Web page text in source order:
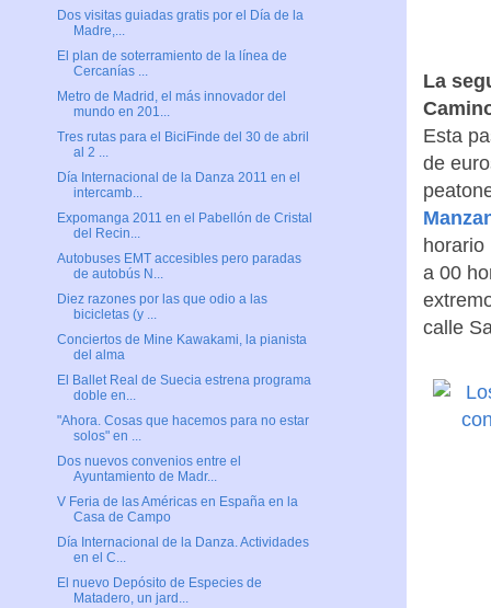
La
Esta
de
horario
a 00
calle
Dos visitas guiadas gratis por el Día de la
Madre,...
El plan de soterramiento de la línea de
Cercanías ...
Metro de Madrid, el más innovador del
mundo en 201...
Tres rutas para el BiciFinde del 30 de abril
al 2 ...
Día Internacional de la Danza 2011 en el
intercamb...
Expomanga 2011 en el Pabellón de Cristal
del Recin...
Autobuses EMT accesibles pero paradas
de autobús N...
Diez razones por las que odio a las
bicicletas (y ...
Conciertos de Mine Kawakami, la pianista
del alma
El Ballet Real de Suecia estrena programa
doble en...
"Ahora. Cosas que hacemos para no estar
solos" en ...
Dos nuevos convenios entre el
Ayuntamiento de Madr...
V Feria de las Américas en España en la
Casa de Campo
Día Internacional de la Danza. Actividades
en el C...
El nuevo Depósito de Especies de
Matadero, un jard...